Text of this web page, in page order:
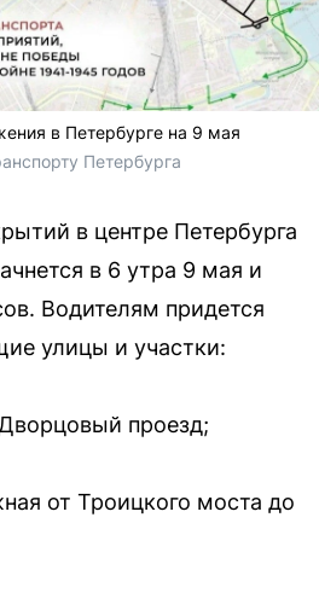
в Петербурге на 9 мая
Петербурга
в центре Петербурга
в 6 утра 9 мая и
Водителям придется
улицы и участки:
проезд;
от Троицкого моста до